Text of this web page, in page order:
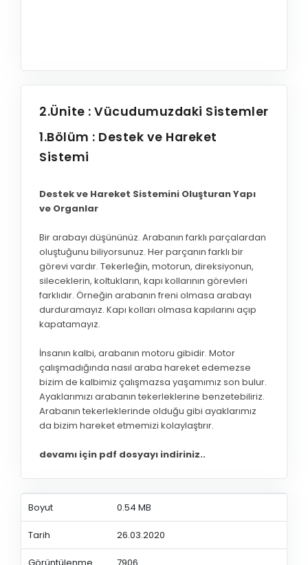
2.Ünite : Vücudumuzdaki Sistemler
1.Bölüm : Destek ve Hareket
Sistemi
Destek ve Hareket Sistemini Oluşturan Yapı
ve Organlar
Bir arabayı düşününüz. Arabanın farklı parçalardan
oluştuğunu biliyorsunuz. Her parçanın farklı bir
görevi vardır. Tekerleğin, motorun, direksiyonun,
sileceklerin, koltukların, kapı kollarının görevleri
farklıdır. Örneğin arabanın freni olmasa arabayı
durduramayız. Kapı kolları olmasa kapılarını açıp
kapatamayız.
İnsanın kalbi, arabanın motoru gibidir. Motor
çalışmadığında nasıl araba hareket edemezse
bizim de kalbimiz çalışmazsa yaşamımız son bulur.
Ayaklarımızı arabanın tekerleklerine benzetebiliriz.
Arabanın tekerleklerinde olduğu gibi ayaklarımız
da bizim hareket etmemizi kolaylaştırır.
devamı için pdf dosyayı indiriniz..
Boyut 0.54 MB
Tarih 26.03.2020